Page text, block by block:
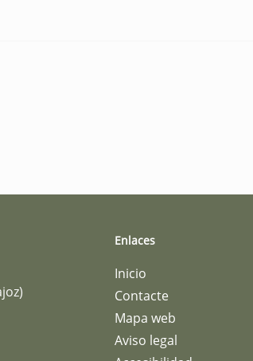
Enlaces
Inicio
Contacte
Mapa web
Aviso legal